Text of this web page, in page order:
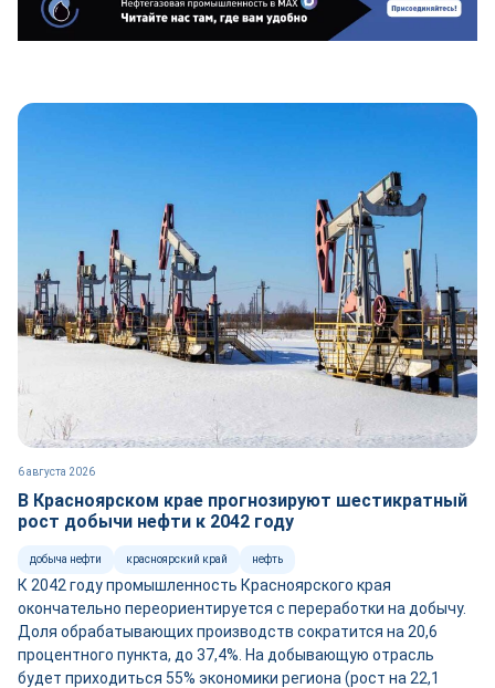
6 августа 2026
В Красноярском крае прогнозируют шестикратный
рост добычи нефти к 2042 году
добыча нефти красноярский край нефть
К 2042 году промышленность Красноярского края
окончательно переориентируется с переработки на добычу.
Доля обрабатывающих производств сократится на 20,6
процентного пункта, до 37,4%. На добывающую отрасль
будет приходиться 55% экономики региона (рост на 22,1